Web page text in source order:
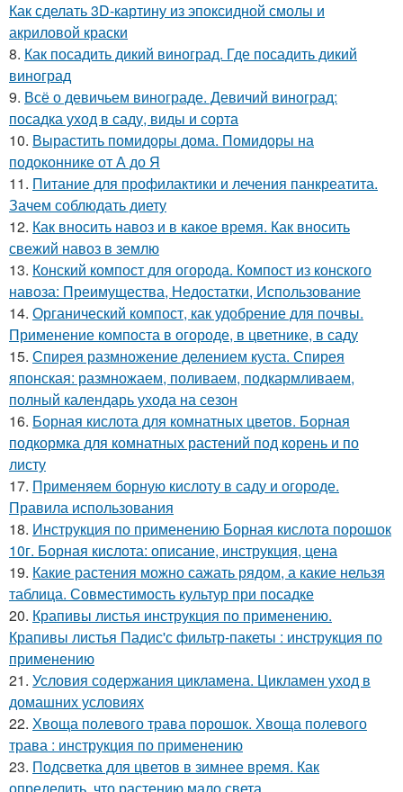
Как сделать 3D-картину из эпоксидной смолы и
акриловой краски
8. Как посадить дикий виноград. Где посадить дикий
виноград
9. Всё о девичьем винограде. Девичий виноград:
посадка уход в саду, виды и сорта
10. Вырастить помидоры дома. Помидоры на
подоконнике от А до Я
11. Питание для профилактики и лечения панкреатита.
Зачем соблюдать диету
12. Как вносить навоз и в какое время. Как вносить
свежий навоз в землю
13. Конский компост для огорода. Компост из конского
навоза: Преимущества, Недостатки, Использование
14. Органический компост, как удобрение для почвы.
Применение компоста в огороде, в цветнике, в саду
15. Спирея размножение делением куста. Спирея
японская: размножаем, поливаем, подкармливаем,
полный календарь ухода на сезон
16. Борная кислота для комнатных цветов. Борная
подкормка для комнатных растений под корень и по
листу
17. Применяем борную кислоту в саду и огороде.
Правила использования
18. Инструкция по применению Борная кислота порошок
10г. Борная кислота: описание, инструкция, цена
19. Какие растения можно сажать рядом, а какие нельзя
таблица. Совместимость культур при посадке
20. Крапивы листья инструкция по применению.
Крапивы листья Падис'с фильтр-пакеты : инструкция по
применению
21. Условия содержания цикламена. Цикламен уход в
домашних условиях
22. Хвоща полевого трава порошок. Хвоща полевого
трава : инструкция по применению
23. Подсветка для цветов в зимнее время. Как